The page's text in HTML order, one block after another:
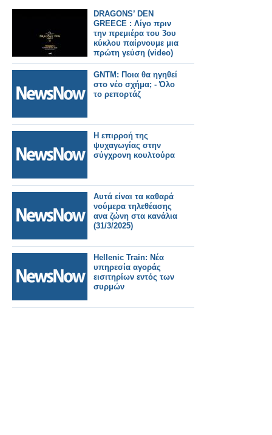
DRAGONS’ DEN
GREECE : Λίγο πριν
την πρεμιέρα του 3ου
κύκλου παίρνουμε μια
πρώτη γεύση (video)
GNTM: Ποια θα ηγηθεί
στο νέο σχήμα; - Όλο
το ρεπορτάζ
Η επιρροή της
ψυχαγωγίας στην
σύγχρονη κουλτούρα
Αυτά είναι τα καθαρά
νούμερα τηλεθέασης
ανα ζώνη στα κανάλια
(31/3/2025)
Hellenic Train: Νέα
υπηρεσία αγοράς
εισιτηρίων εντός των
συρμών